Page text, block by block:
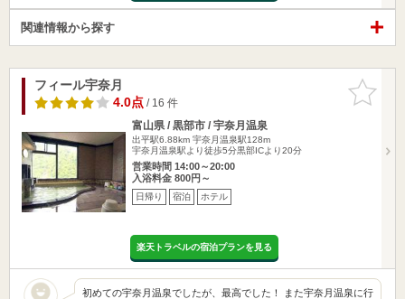
関連情報から探す
お気に入
りに追加
フィール宇奈月
4.0点/ 16 件
富山県 / 黒部市 / 宇奈月温泉
出平駅6.88km 宇奈月温泉駅128m
宇奈月温泉駅より徒歩5分黒部ICより20分
営業時間 14:00～20:00
入浴料金 800円～
日帰り 宿泊 ホテル
楽天トラベルの宿泊プランを見る
初めての宇奈月温泉でしたが、最高でした！ また宇奈月温泉に行